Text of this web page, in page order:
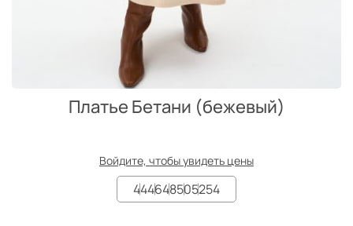
Платье Бетани (бежевый)
Войдите, чтобы увидеть цены
444648505254